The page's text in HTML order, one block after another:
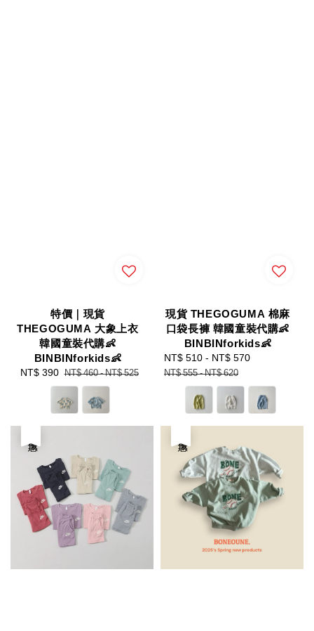
特價｜現貨
THEGOGUMA 大象上衣
韓國童裝代購👶
BINBINforkids👶
Sale
NT$ 390 Regular
price
NT$ 460-NT$ 525
現貨 THEGOGUMA 棉麻
口袋長褲 韓國童裝代購👶
BINBINforkids👶
Sale
price
NT$ 510 - NT$ 570
NT$ 555-NT$ 620